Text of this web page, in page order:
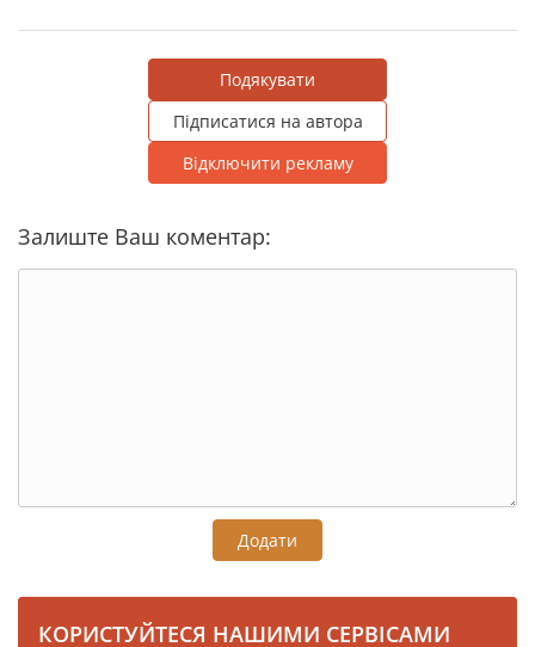
Подякувати
Підписатися на автора
Відключити рекламу
Залиште Ваш коментар:
Додати
КОРИСТУЙТЕСЯ НАШИМИ СЕРВІСАМИ